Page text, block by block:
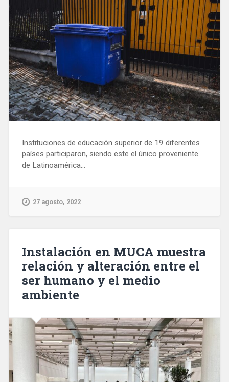
Instituciones de educación superior de 19 diferentes
países participaron, siendo este el único proveniente
de Latinoamérica...
27 agosto, 2022
Instalación en MUCA muestra
relación y alteración entre el
ser humano y el medio
ambiente